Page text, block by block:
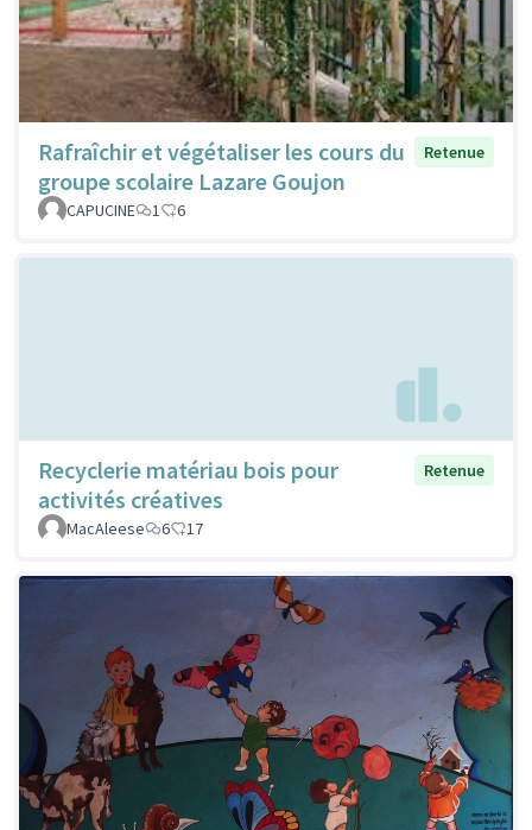
Rafraîchir et végétaliser les cours du
groupe scolaire Lazare Goujon
Retenue
CAPUCINE 1 6
Recyclerie matériau bois pour
activités créatives
Retenue
MacAleese 6 17